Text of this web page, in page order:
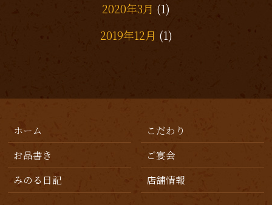
2020年3月 (1)
2019年12月 (1)
2019年6月(2)
2019年5月(1)
2019年4月(1)
ホーム
こだわり
お品書き
ご宴会
みのる日記
店舗情報